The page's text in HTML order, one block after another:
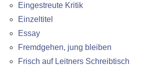
Eingestreute Kritik
Einzeltitel
Essay
Fremdgehen, jung bleiben
Frisch auf Leitners Schreibtisch